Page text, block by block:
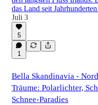
das Land seit
Juli 3
5
1
Bella Skandinavia -
Träume: Polarlichter,
Schnee-Paradies